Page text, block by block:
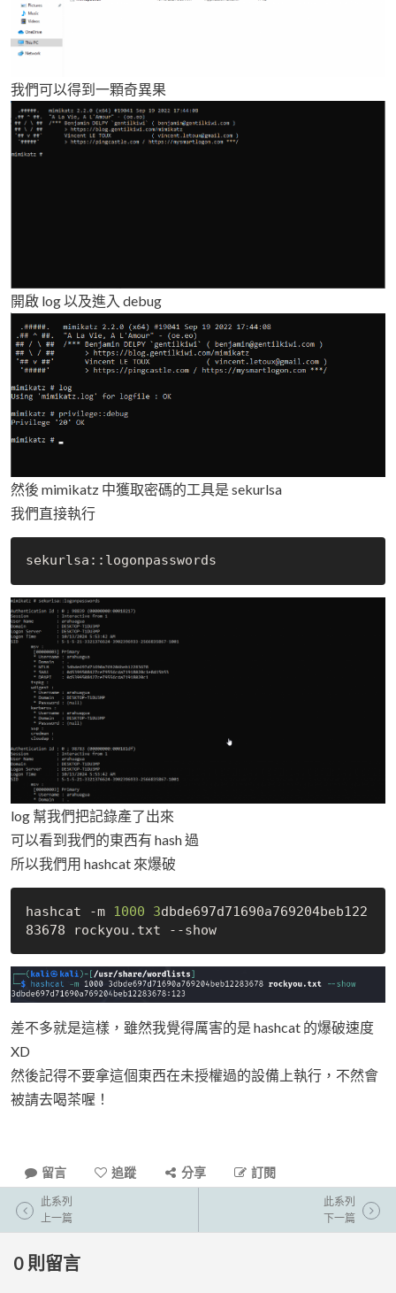
我們可以得到一顆奇異果
開啟 log 以及進入 debug
然後 mimikatz 中獲取密碼的工具是 sekurlsa
我們直接執行
log 幫我們把記錄產了出來
可以看到我們的東西有 hash 過
所以我們用 hashcat 來爆破
hashcat -m 1000 3dbde697d71690a769204beb122
83678 rockyou.txt --show
差不多就是這樣，雖然我覺得厲害的是 hashcat 的爆破速度
XD
然後記得不要拿這個東西在未授權過的設備上執行，不然會
被請去喝茶喔！
留言 追蹤 分享 訂閱
此系列
上一篇
此系列
下一篇
0 則留言